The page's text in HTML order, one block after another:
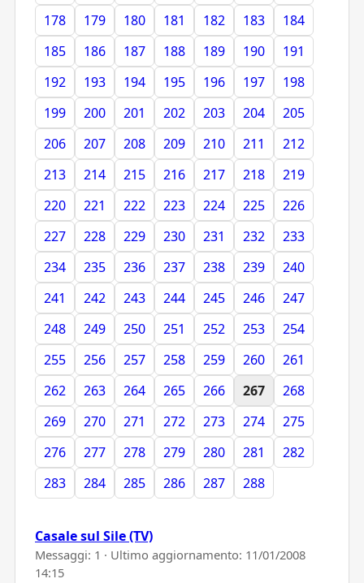
178
179 180 181 182 183
184
185
186 187 188 189 190
191
192
193 194 195 196 197
198
199
200 201 202 203 204
205
206
207 208 209 210 211
212
213
214 215 216 217 218
219
220
221 222 223 224 225
226
227
228 229 230 231 232
233
234
235 236 237 238 239
240
241
242 243 244 245 246
247
248
249 250 251 252 253
254
255
256 257 258 259 260
261
262
263 264 265 266 267
268
269
270 271 272 273 274
275
276
277 278 279 280 281
282
283
284 285 286 287 288
Casale sul Sile (TV)
Messaggi: 1 · Ultimo aggiornamento: 11/01/2008
14:15